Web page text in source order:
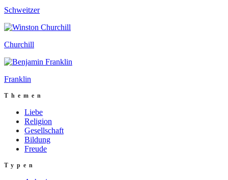
Schweitzer
Churchill
Franklin
Themen
Liebe
Religion
Gesellschaft
Bildung
Freude
Typen